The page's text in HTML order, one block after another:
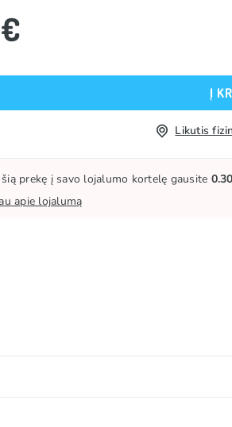
Į
Likutis
prekę į savo lojalumo kortelę gausite
apie lojalumą
VOSS garsėja krištolo skaidrumo